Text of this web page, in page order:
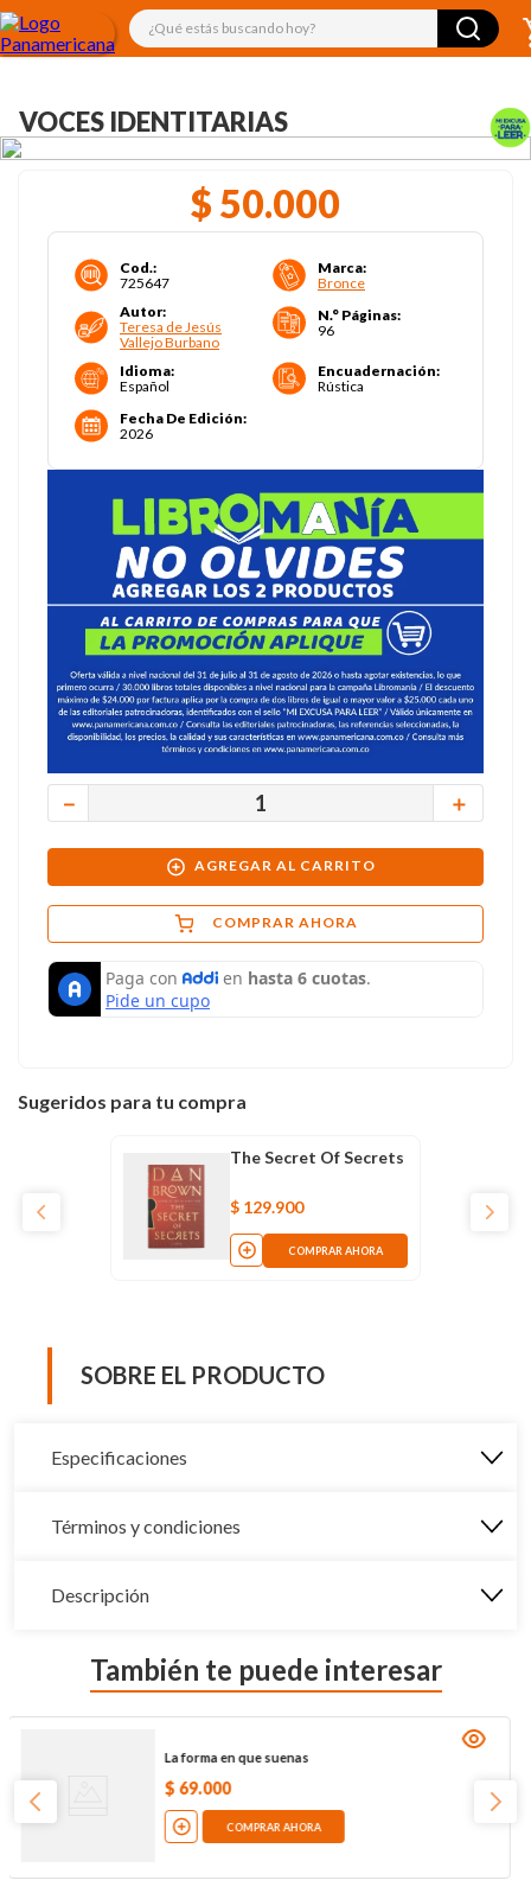
¿Qué estás buscando hoy?
VOCES IDENTITARIAS
$ 50.000
Cod.:
725647
Marca:
Bronce
Autor:
Teresa de Jesús
Vallejo Burbano
N.° Páginas:
96
Idioma:
Español
Encuadernación:
Rústica
Fecha De Edición:
2026
＋
－
AGREGAR AL CARRITO
COMPRAR AHORA
Sugeridos para tu compra
The Secret Of Secrets
$ 129.900
COMPRAR AHORA
SOBRE EL PRODUCTO
Especificaciones
Términos y condiciones
Descripción
También te puede interesar
La forma en que suenas
$69.000
COMPRAR AHORA